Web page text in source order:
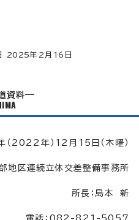
2025年2月 16 日
資料
（2022年）12月15日（木曜）
地区連続立体交差整備事務所
所長：島本 新
電話：082-821-5057